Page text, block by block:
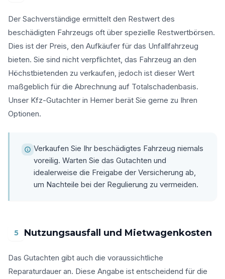
Der Sachverständige ermittelt den Restwert des
beschädigten Fahrzeugs oft über spezielle Restwertbörsen.
Dies ist der Preis, den Aufkäufer für das Unfallfahrzeug
bieten. Sie sind nicht verpflichtet, das Fahrzeug an den
Höchstbietenden zu verkaufen, jedoch ist dieser Wert
maßgeblich für die Abrechnung auf Totalschadenbasis.
Unser Kfz-Gutachter in Hemer berät Sie gerne zu Ihren
Optionen.
Verkaufen Sie Ihr beschädigtes Fahrzeug niemals
voreilig. Warten Sie das Gutachten und
idealerweise die Freigabe der Versicherung ab,
um Nachteile bei der Regulierung zu vermeiden.
5 Nutzungsausfall und Mietwagenkosten
Das Gutachten gibt auch die voraussichtliche
Reparaturdauer an. Diese Angabe ist entscheidend für die